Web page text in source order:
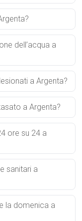
dell’acqua a
a Argenta?
a Argenta?
ore su 24 a
sanitari a
la domenica a